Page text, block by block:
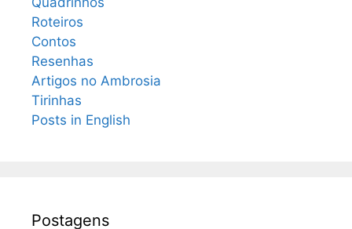
Roteiros
Contos
Resenhas
Artigos no Ambrosia
Tirinhas
Posts in English
Postagens